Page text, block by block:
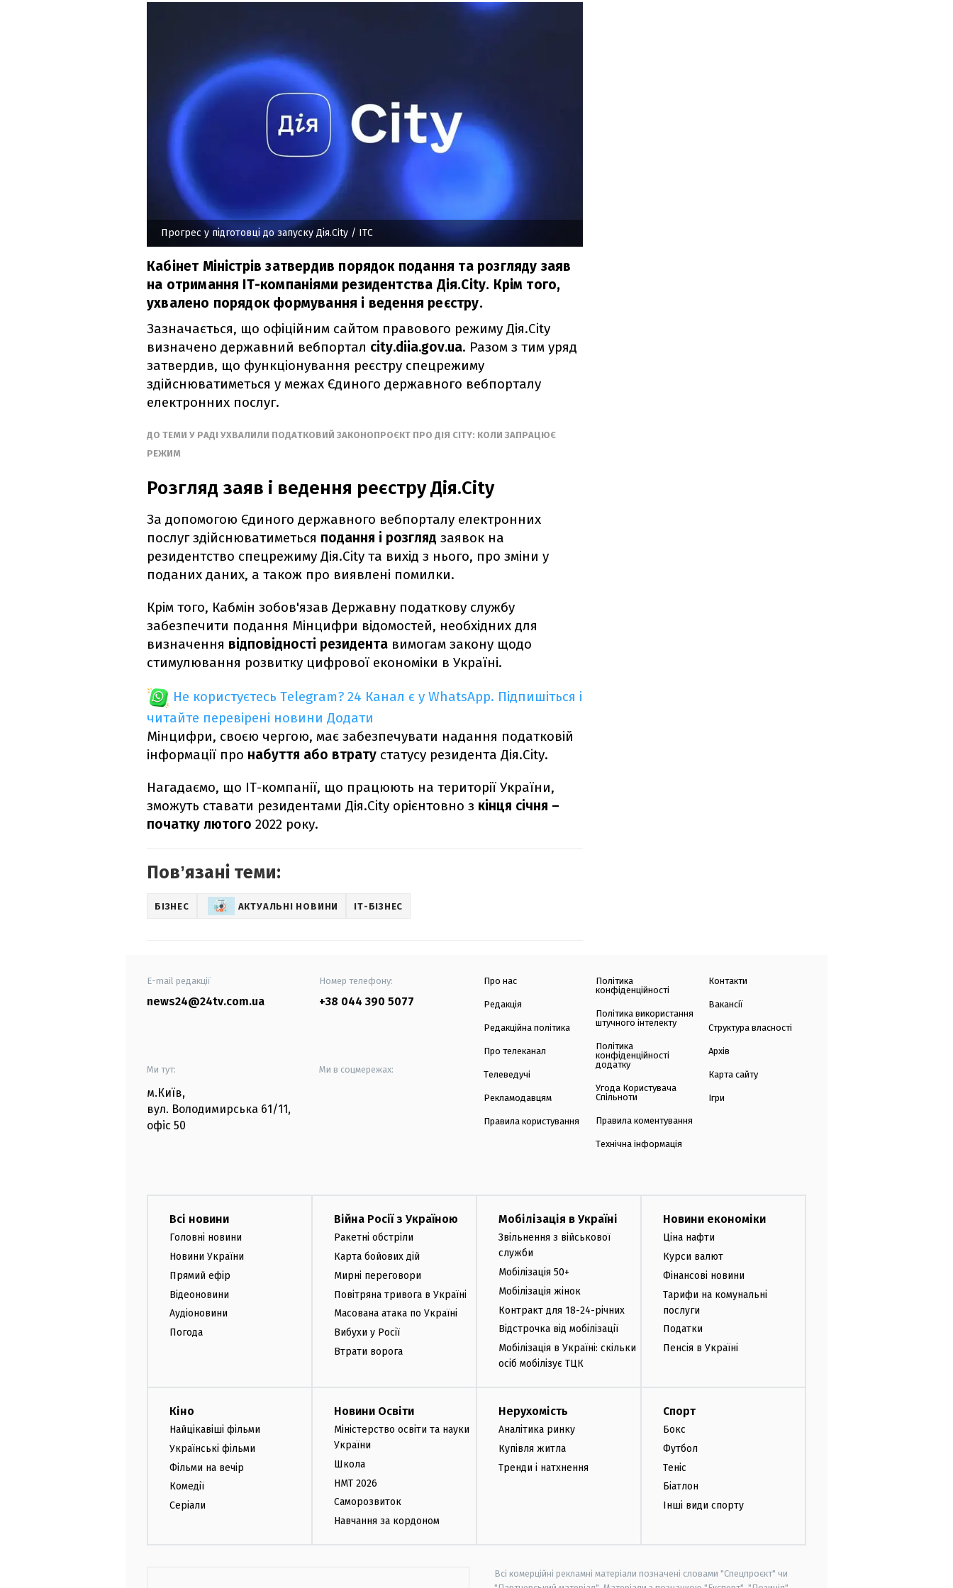
Прогрес у підготовці до запуску Дія.City / ITC
Кабінет Міністрів затвердив порядок подання та розгляду заяв
на отримання IT-компаніями резидентства Дія.City. Крім того,
ухвалено порядок формування і ведення реєстру.
Зазначається, що офіційним сайтом правового режиму Дія.City
визначено державний вебпортал city.diia.gov.ua. Разом з тим уряд
затвердив, що функціонування реєстру спецрежиму
здійснюватиметься у межах Єдиного державного вебпорталу
електронних послуг.
ДО ТЕМИ У РАДІ УХВАЛИЛИ ПОДАТКОВИЙ ЗАКОНОПРОЄКТ ПРО ДІЯ CITY: КОЛИ ЗАПРАЦЮЄ
РЕЖИМ
Розгляд заяв і ведення реєстру Дія.City
За допомогою Єдиного державного вебпорталу електронних
послуг здійснюватиметься подання і розгляд заявок на
резидентство спецрежиму Дія.City та вихід з нього, про зміни у
поданих даних, а також про виявлені помилки.
Крім того, Кабмін зобов'язав Державну податкову службу
забезпечити подання Мінцифри відомостей, необхідних для
визначення відповідності резидента вимогам закону щодо
стимулювання розвитку цифрової економіки в Україні.
Не користуєтесь Telegram? 24 Канал є у WhatsApp. Підпишіться і
читайте перевірені новини Додати
Мінцифри, своєю чергою, має забезпечувати надання податковій
інформації про набуття або втрату статусу резидента Дія.City.
Нагадаємо, що IT-компанії, що працюють на території України,
зможуть ставати резидентами Дія.City орієнтовно з кінця січня –
початку лютого 2022 року.
Повʼязані теми:
БІЗНЕС АКТУАЛЬНІ НОВИНИ IT-БІЗНЕС
E-mail редакції
news24@24tv.com.ua
Номер телефону:
+38 044 390 5077
Ми тут:
м.Київ,
вул. Володимирська 61/11,
офіс 50
Ми в соцмережах:
Про нас
Редакція
Редакційна політика
Про телеканал
Телеведучі
Рекламодавцям
Правила користування
Політика
конфіденційності
Політика використання
штучного інтелекту
Політика
конфіденційності
додатку
Угода Користувача
Спільноти
Правила коментування
Технічна інформація
Контакти
Вакансії
Структура власності
Архів
Карта сайту
Ігри
Всі новини
Головні новини
Новини України
Прямий ефір
Відеоновини
Аудіоновини
Погода
Війна Росії з Україною
Ракетні обстріли
Карта бойових дій
Мирні переговори
Повітряна тривога в Україні
Масована атака по Україні
Вибухи у Росії
Втрати ворога
Мобілізація в Україні
Звільнення з військової
служби
Мобілізація 50+
Мобілізація жінок
Контракт для 18-24-річних
Відстрочка від мобілізації
Мобілізація в Україні: скільки
осіб мобілізує ТЦК
Новини економіки
Ціна нафти
Курси валют
Фінансові новини
Тарифи на комунальні
послуги
Податки
Пенсія в Україні
Кіно
Найцікавіші фільми
Українські фільми
Фільми на вечір
Комедії
Серіали
Новини Освіти
Міністерство освіти та науки
України
Школа
НМТ 2026
Саморозвиток
Навчання за кордоном
Нерухомість
Аналітика ринку
Купівля житла
Тренди і натхнення
Спорт
Бокс
Футбол
Теніс
Біатлон
Інші види спорту
Всі комерційні рекламні матеріали позначені словами "Спецпроєкт" чи